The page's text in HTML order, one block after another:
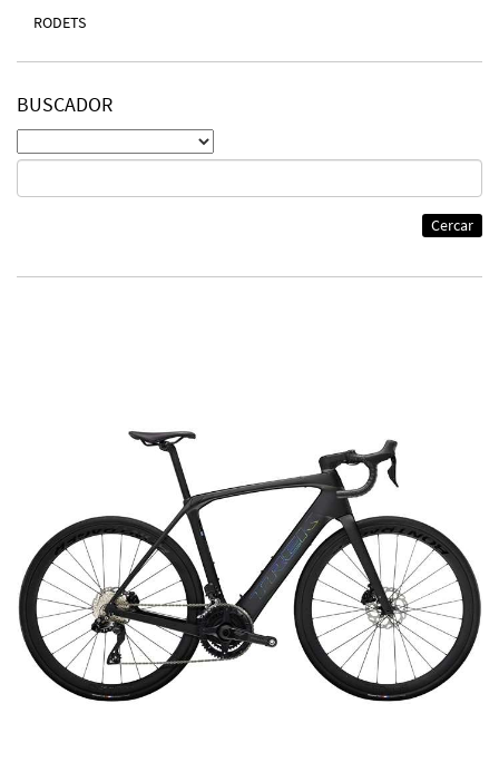
RODETS
BUSCADOR
Cercar